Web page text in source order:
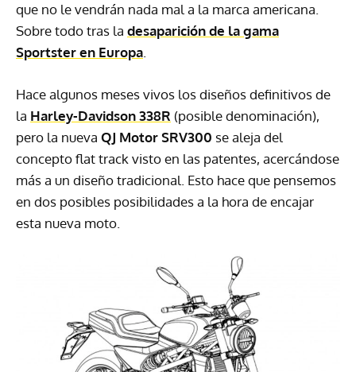
que no le vendrán nada mal a la marca americana.
Sobre todo tras la desaparición de la gama
Sportster en Europa
Hace algunos meses vivos los diseños definitivos de
la Harley-Davidson 338R (posible denominación),
pero la nueva QJ Motor SRV300 se aleja del
concepto flat track visto en las patentes, acercándose
más a un diseño tradicional. Esto hace que pensemos
en dos posibles posibilidades a la hora de encajar
esta nueva moto.